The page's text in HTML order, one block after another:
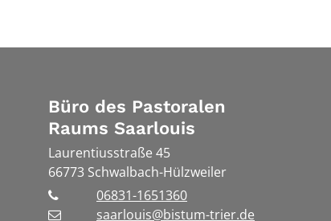
Büro des Pastoralen
Raums Saarlouis
Laurentiusstraße 45
66773 Schwalbach-Hülzweiler
06831-1651360
saarlouis@bistum-trier.de